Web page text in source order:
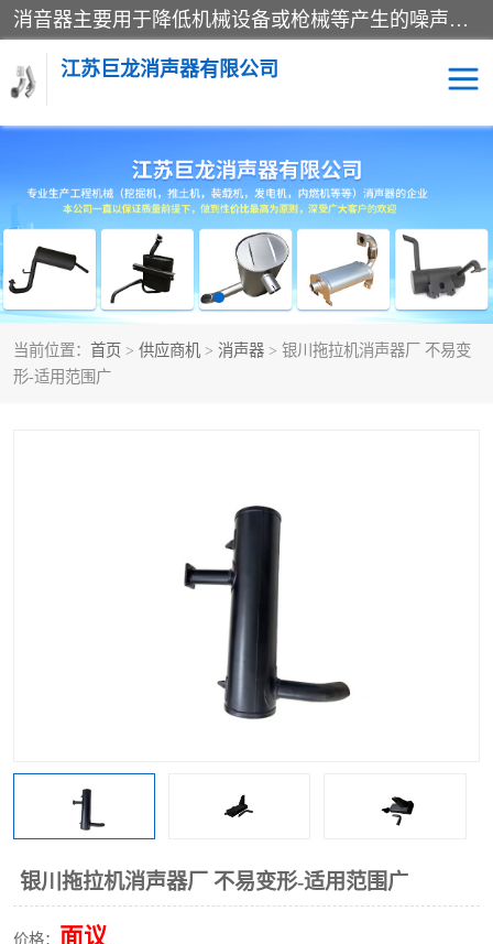
消音器主要用于降低机械设备或枪械等产生的噪声。它通过阻尼或增加排气面积来降低排气速度和功率，从而降低噪声。常见的消音器类型包括阻性消声器、抗性消声器、共振消声器以及阻抗复合式消声器等。这些消音器各有特点，适用于不同频率的噪声消除。
江苏巨龙消声器有限公司
当前位置： 首页 > 供应商机 > 消声器 > 银川拖拉机消声器厂 不易变
形-适用范围广
银川拖拉机消声器厂 不易变形-适用范围广
价格： 面议
消声器